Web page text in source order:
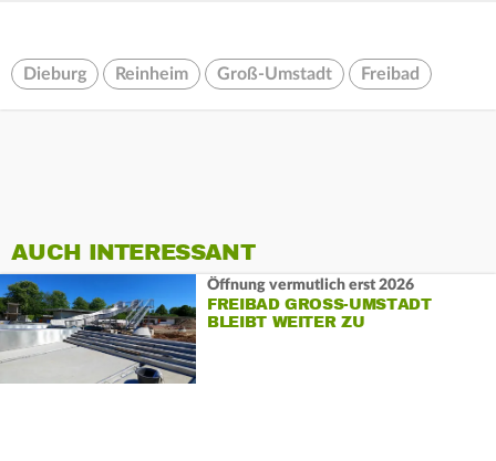
Dieburg Reinheim Groß-Umstadt Freibad
AUCH INTERESSANT
Öffnung vermutlich erst 2026
FREIBAD GROSS-UMSTADT B
LEIBT WEITER ZU